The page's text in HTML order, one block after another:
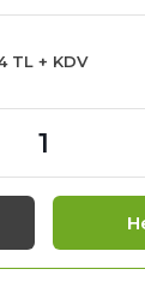
TL + KDV